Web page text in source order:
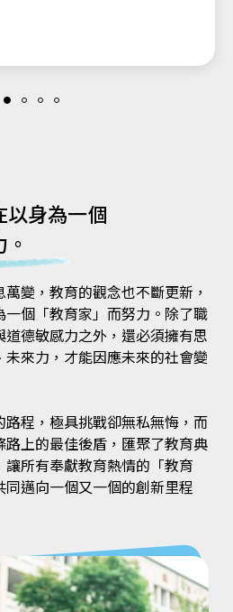
以身為一個
變，教育的觀念也不斷更新，
個「教育家」而努力。除了職
德敏感力之外，還必須擁有思
來力，才能因應未來的社會變
路程，極具挑戰卻無私無悔，而
路上的最佳後盾，匯聚了教育典
所有奉獻教育熱情的「教育
邁向一個又一個的創新里程